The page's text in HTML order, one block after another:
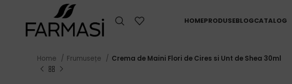
HOMEPRODUSEBLOGCATALOG
Home Frumusețe Crema de Maini Flori de Cires si Unt de Shea 30ml